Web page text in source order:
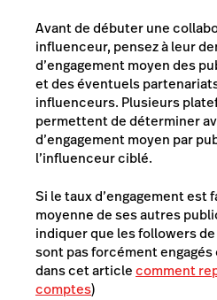
Avant de débuter une
influenceur, pensez à leur
d’engagement moyen des
et des éventuels
influenceurs. Plusieurs
permettent de déterminer
d’engagement moyen par
l’influenceur ciblé.
Si le taux d’engagement est
moyenne de ses autres
indiquer que les followers
sont pas forcément
dans cet articlecomment
comptes)